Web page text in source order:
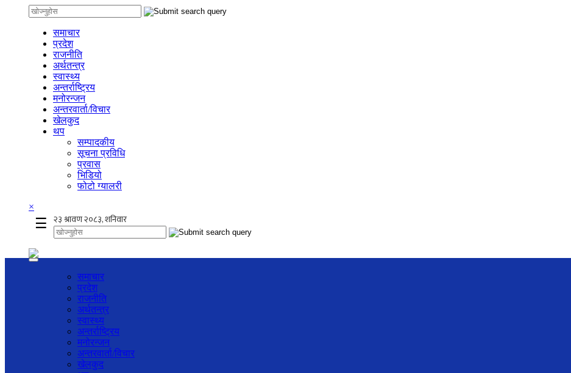
समाचार
प्रदेश
राजनीति
अर्थतन्त्र
स्वास्थ्य
अन्तर्राष्ट्रिय
मनोरन्जन
अन्तरवार्ता/विचार
खेलकुद
थप
सम्पादकीय
सूचना प्रविधि
प्रवास
भिडियो
फोटो ग्यालरी
×
☰
समाचार
प्रदेश
राजनीति
अर्थतन्त्र
स्वास्थ्य
अन्तर्राष्ट्रिय
मनोरन्जन
अन्तरवार्ता/विचार
खेलकुद